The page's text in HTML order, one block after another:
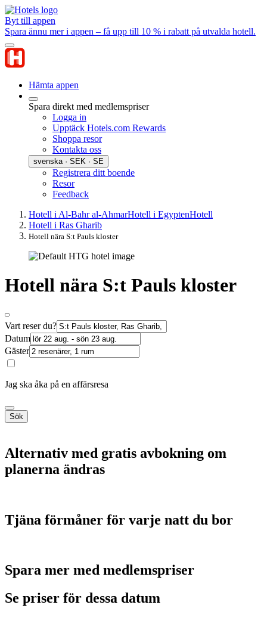
Byt till appen
Spara ännu mer i appen – få upp till 10 % i rabatt på utvalda hotell.
Hämta appen
Spara direkt med medlemspriser
Logga in
Upptäck Hotels.com Rewards
Shoppa resor
Kontakta oss
svenska · SEK · SE
Registrera ditt boende
Resor
Feedback
Hotell i Al-Bahr al-AhmarHotell i EgyptenHotell
Hotell i Ras Gharib
Hotell nära S:t Pauls kloster
Hotell nära S:t Pauls kloster
Vart reser du?
Datum
Gäster
Jag ska åka på en affärsresa
Sök
Alternativ med gratis avbokning om
planerna ändras
Tjäna förmåner för varje natt du bor
Spara mer med medlemspriser
Se priser för dessa datum